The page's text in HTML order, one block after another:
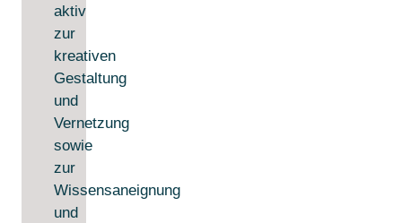
aktiv
zur
kreativen
Gestaltung
und
Vernetzung
sowie
zur
Wissensaneignung
und